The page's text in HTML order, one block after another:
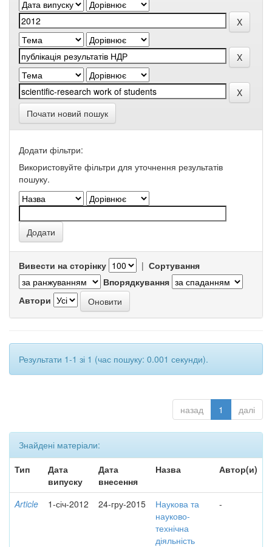
Почати новий пошук
Додати фільтри:
Використовуйте фільтри для уточнення результатів
пошуку.
Вивести на сторінку | Сортування
Впорядкування
Автори
Результати 1-1 зі 1 (час пошуку: 0.001 секунди).
назад 1 далі
Знайдені матеріали:
Тип
Дата
випуску
Дата
внесення
Назва Автор(и)
Article 1-січ-2012 24-гру-2015
Наукова та
науково-
технічна
діяльність
-